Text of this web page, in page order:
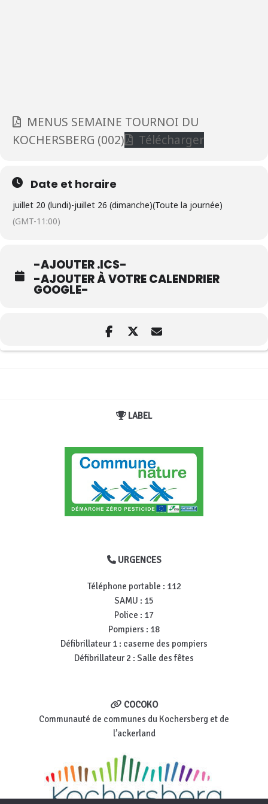
MENUS SEMAINE TOURNOI DU
KOCHERSBERG (002)
Télécharger
Date et horaire
juillet 20 (lundi)-juillet 26 (dimanche)(Toute la journée)
(GMT-11:00)
-AJOUTER .ICS-
-AJOUTER À VOTRE CALENDRIER
GOOGLE-
LABEL
URGENCES
Téléphone portable : 112
SAMU : 15
Police : 17
Pompiers : 18
Défibrillateur 1 : caserne des pompiers
Défibrillateur 2 : Salle des fêtes
COCOKO
Communauté de communes du Kochersberg et de
l’ackerland